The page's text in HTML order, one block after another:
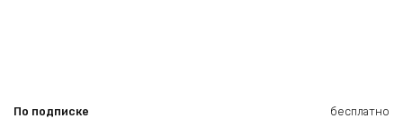
По подписке бесплатно